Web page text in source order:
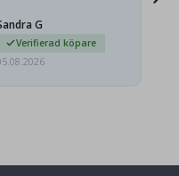
G
Verifierad köpare